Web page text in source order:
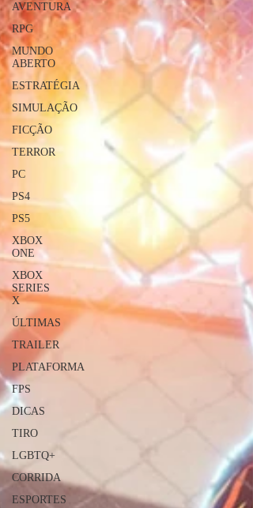
AVENTURA
RPG
MUNDO
ABERTO
ESTRATÉGIA
SIMULAÇÃO
FICÇÃO
TERROR
PC
PS4
PS5
XBOX
ONE
XBOX
SERIES
X
ÚLTIMAS
TRAILER
PLATAFORMA
FPS
DICAS
TIRO
LGBTQ+
CORRIDA
ESPORTES